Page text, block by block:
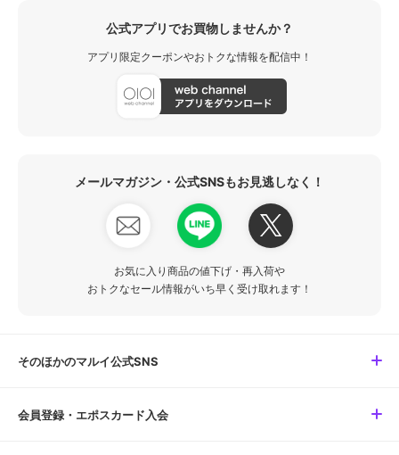
公式アプリでお買物しませんか？
アプリ限定クーポンやおトクな情報を配信中！
メールマガジン・公式SNSもお見逃しなく！
お気に入り商品の値下げ・再入荷や
おトクなセール情報がいち早く受け取れます！
そのほかのマルイ公式SNS
会員登録・エポスカード入会